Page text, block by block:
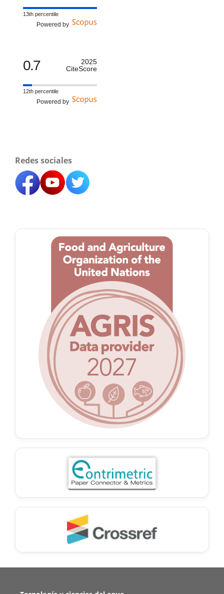
13th percentile
Powered by
0.7
2025
CiteScore
12th percentile
Powered by
Redes sociales